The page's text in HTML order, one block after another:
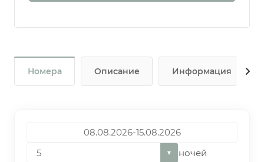
Номера Описание Информация
▼ ночей